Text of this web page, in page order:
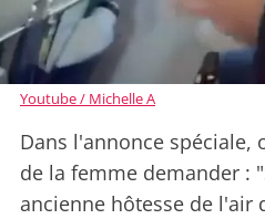
Youtube / Michelle A
Dans l'annonce spéciale,
de la femme demander :
ancienne hôtesse de l'air